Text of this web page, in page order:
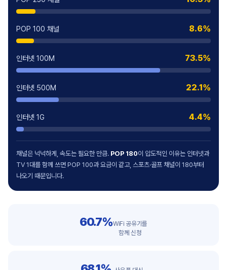
POP 100 채널 8.6%
인터넷 100M 73.5%
인터넷 500M 22.1%
인터넷 1G 4.4%
채널은 넉넉하게, 속도는 필요한 만큼. POP 180이 압도적인 이유는 인터넷과
TV 1대를 함께 쓰면 POP 100과 요금이 같고, 스포츠·골프 채널이 180부터
나오기 때문입니다.
60.7%WiFi 공유기를
함께 신청